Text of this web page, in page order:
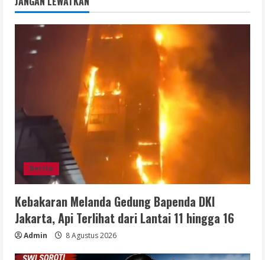
Berita
Kebakaran Melanda Gedung Bapenda DKI
Jakarta, Api Terlihat dari Lantai 11 hingga 16
Admin 8 Agustus 2026